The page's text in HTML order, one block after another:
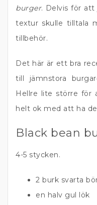
burger. Delvis för
textur skulle tilltala
tillbehör.
Det här är ett bra
till jämnstora
Hellre lite större för
helt ok med att ha
Black bean
4-5 stycken.
2 burk svarta
en halv gul lök